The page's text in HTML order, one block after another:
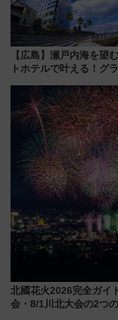
【広島】瀬戸内海を望
トホテルで叶える！グ
ディング＆カジュアル
ープラン
北國花火2026完全ガイ
会・8/1川北大会の2つ